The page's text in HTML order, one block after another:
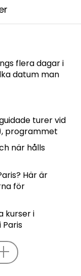
flera dagar i
datum man
turer vid
programmet
när hålls
Här är
för
kurser i